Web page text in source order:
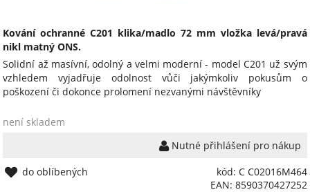
Kování ochranné C201 klika/madlo 72 mm vložka levá/pravá
nikl matný ONS.
Solidní až masívní, odolný a velmi moderní - model C201 už svým
vzhledem vyjadřuje odolnost vůči jakýmkoliv pokusům o
poškození či dokonce prolomení nezvanými návštěvníky
není skladem
Nutné přihlášení pro nákup
kód: C C02016M464
EAN: 8590370427252
do oblíbených